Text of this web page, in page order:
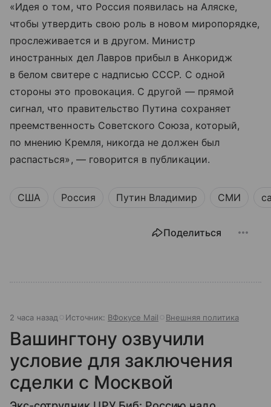
«Идея о том, что Россия появилась на Аляске,
чтобы утвердить свою роль в новом миропорядке,
прослеживается и в другом. Министр
иностранных дел Лавров прибыл в Анкоридж
в белом свитере с надписью СССР. С одной
стороны это провокация. С другой — прямой
сигнал, что правительство Путина сохраняет
преемственность Советского Союза, который,
по мнению Кремля, никогда не должен был
распасться», — говорится в публикации.
США Россия Путин Владимир СМИ
Поделиться
2 часа назад Источник: ВФокусе Mail Внешняя политика
Вашингтону озвучили
условие для заключения
сделки с Москвой